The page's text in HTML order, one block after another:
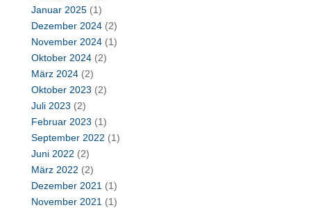
Januar 2025(1)
Dezember 2024(2)
November 2024(1)
Oktober 2024(2)
März 2024(2)
Oktober 2023 (2)
Juli 2023 (2)
Februar 2023 (1)
September 2022 (1)
Juni 2022 (2)
März 2022 (2)
Dezember 2021 (1)
November 2021 (1)